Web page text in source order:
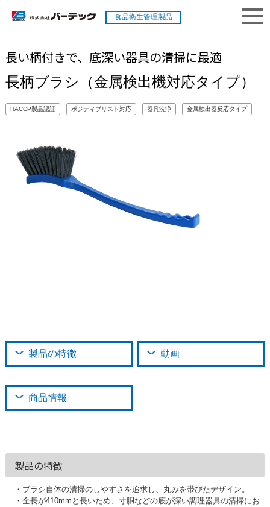
食品衛生管理製品
長い柄付きで、底深い器具の清掃に最適
長柄ブラシ（金属検出機対応タイプ）
HACCP製品認証 ポジティブリスト対応 器具洗浄 金属検出器反応タイプ
製品の特徴 動画
商品情報
製品の特徴
・ブラシ自体の清掃のしやすさを追求し、丸みを帯びたデザイン。
・全長が410mmと長いため、寸胴などの底が深い調理器具の清掃にお